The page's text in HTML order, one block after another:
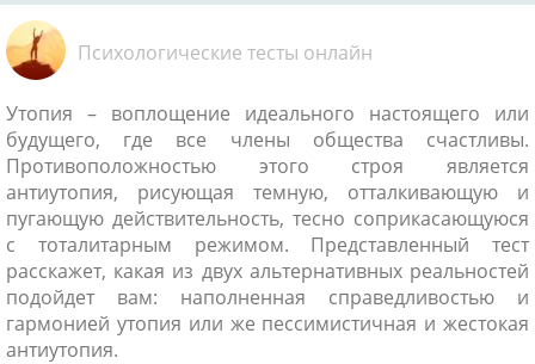
Психологические тесты онлайн
Утопия – воплощение идеального настоящего или
будущего, где все члены общества счастливы.
Противоположностью этого строя является
антиутопия, рисующая темную, отталкивающую и
пугающую действительность, тесно соприкасающуюся
с тоталитарным режимом. Представленный тест
расскажет, какая из двух альтернативных реальностей
подойдет вам: наполненная справедливостью и
гармонией утопия или же пессимистичная и жестокая
антиутопия.